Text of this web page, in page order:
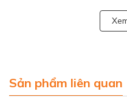
Duy trì sự cạnh tranh lành
Sản phẩm liên quan